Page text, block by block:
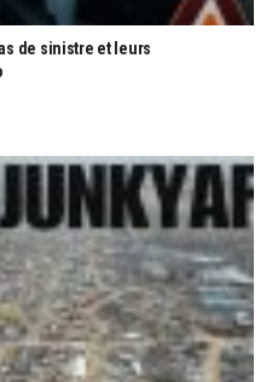
de sinistre et leurs